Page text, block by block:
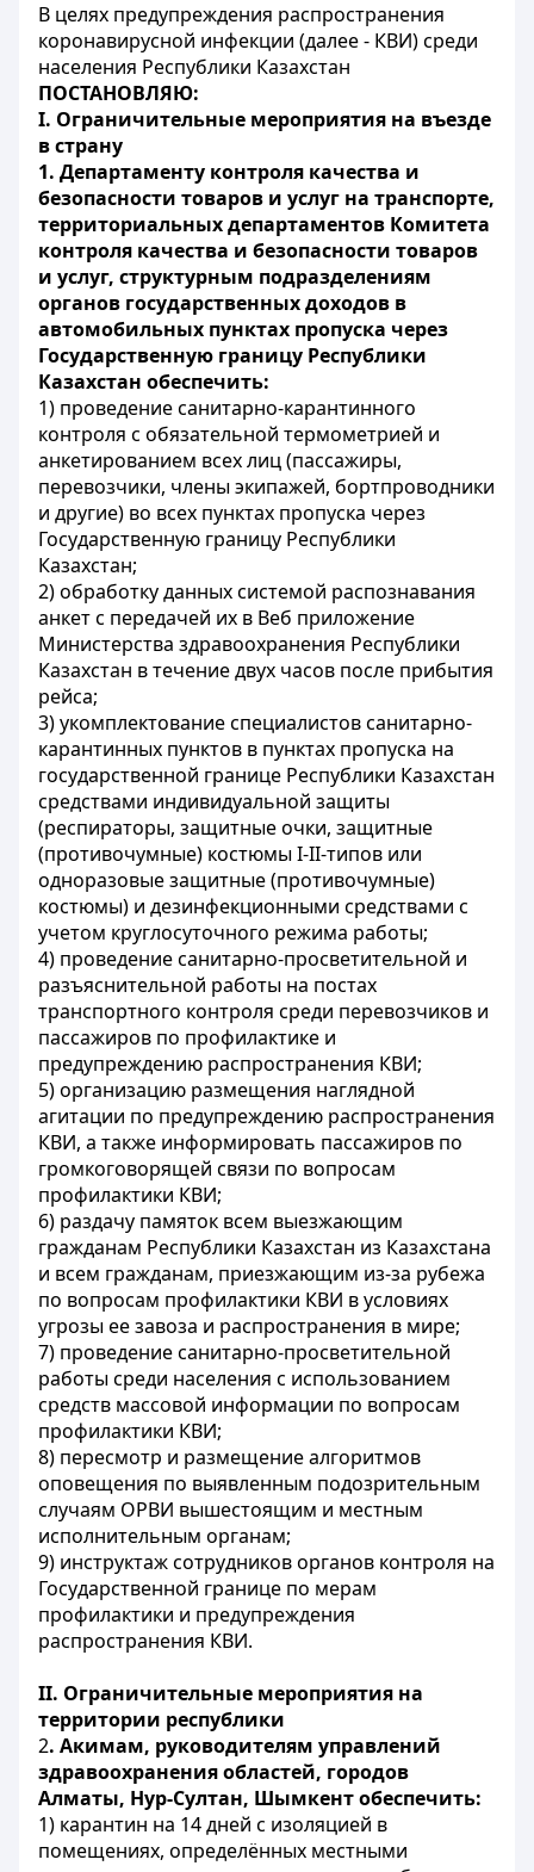
В целях предупреждения распространения
коронавирусной инфекции (далее - КВИ) среди
населения Республики Казахстан
ПОСТАНОВЛЯЮ:
І. Ограничительные мероприятия на въезде
в страну
1. Департаменту контроля качества и
безопасности товаров и услуг на транспорте,
территориальных департаментов Комитета
контроля качества и безопасности товаров
и услуг, структурным подразделениям
органов государственных доходов в
автомобильных пунктах пропуска через
Государственную границу Республики
Казахстан обеспечить:
1) проведение санитарно-карантинного
контроля с обязательной термометрией и
анкетированием всех лиц (пассажиры,
перевозчики, члены экипажей, бортпроводники
и другие) во всех пунктах пропуска через
Государственную границу Республики
Казахстан;
2) обработку данных системой распознавания
анкет с передачей их в Веб приложение
Министерства здравоохранения Республики
Казахстан в течение двух часов после прибытия
рейса;
3) укомплектование специалистов санитарно-
карантинных пунктов в пунктах пропуска на
государственной границе Республики Казахстан
средствами индивидуальной защиты
(респираторы, защитные очки, защитные
(противочумные) костюмы І-II-типов или
одноразовые защитные (противочумные)
костюмы) и дезинфекционными средствами с
учетом круглосуточного режима работы;
4) проведение санитарно-просветительной и
разъяснительной работы на постах
транспортного контроля среди перевозчиков и
пассажиров по профилактике и
предупреждению распространения КВИ;
5) организацию размещения наглядной
агитации по предупреждению распространения
КВИ, а также информировать пассажиров по
громкоговорящей связи по вопросам
профилактики КВИ;
6) раздачу памяток всем выезжающим
гражданам Республики Казахстан из Казахстана
и всем гражданам, приезжающим из-за рубежа
по вопросам профилактики КВИ в условиях
угрозы ее завоза и распространения в мире;
7) проведение санитарно-просветительной
работы среди населения с использованием
средств массовой информации по вопросам
профилактики КВИ;
8) пересмотр и размещение алгоритмов
оповещения по выявленным подозрительным
случаям ОРВИ вышестоящим и местным
исполнительным органам;
9) инструктаж сотрудников органов контроля на
Государственной границе по мерам
профилактики и предупреждения
распространения КВИ.
ІІ. Ограничительные мероприятия на
территории республики
2. Акимам, руководителям управлений
здравоохранения областей, городов
Алматы, Нур-Султан, Шымкент обеспечить:
1) карантин на 14 дней с изоляцией в
помещениях, определённых местными